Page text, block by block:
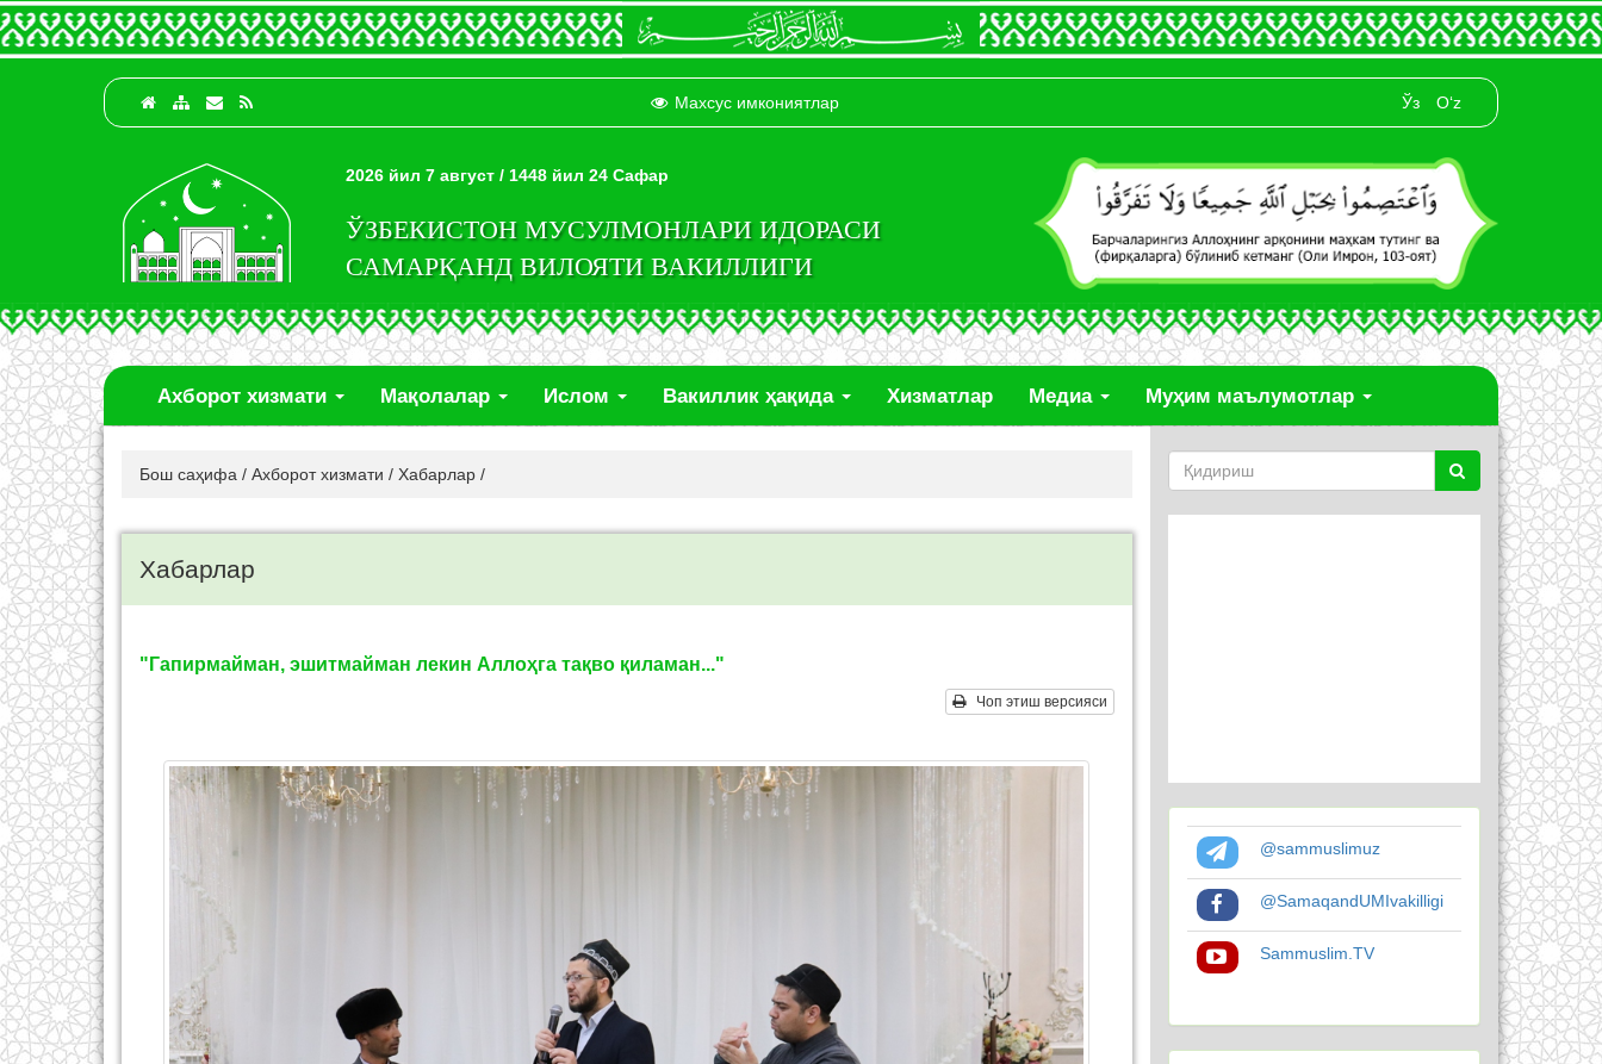
Махсус имкониятлар Ўз O‘z
2026 йил 7 август / 1448 йил 24 Сафар
ЎЗБЕКИСТОН МУСУЛМОНЛАРИ ИДОРАСИ
САМАРҚАНД ВИЛОЯТИ ВАКИЛЛИГИ
Ахборот хизмати Мақолалар Ислом Вакиллик ҳақида Хизматлар Медиа Муҳим маълумотлар
Бош саҳифа / Ахборот хизмати / Хабарлар /
Хабарлар
"Гапирмайман, эшитмайман лекин Аллоҳга тақво қиламан..."
Чоп этиш версияси
@sammuslimuz
@SamaqandUMIvakilligi
Sammuslim.TV